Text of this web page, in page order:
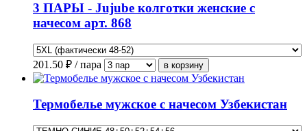
3 ПАРЫ - Jujube колготки женские с
начесом арт. 868
201.50 ₽ / пара
Термобелье мужское с начесом Узбекистан